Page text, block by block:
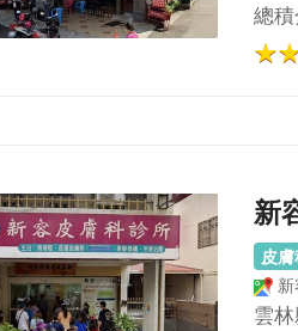
總
新
皮
新
雲